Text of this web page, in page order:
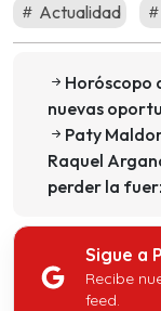
Actualidad
Horóscopo
nuevas
Paty
Raquel
perder la
Sigue a
Recibe
feed.